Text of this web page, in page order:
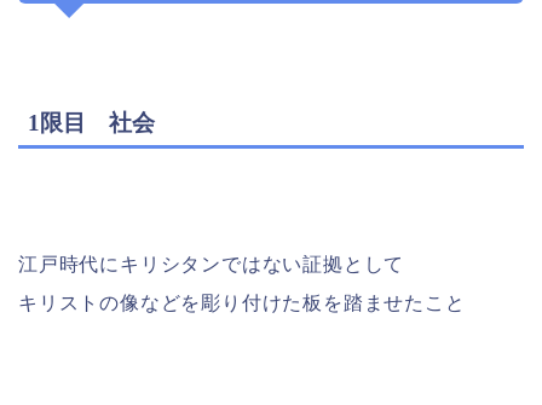
1限目 社会
江戸時代にキリシタンではない証拠として
キリストの像などを彫り付けた板を踏ませたこと